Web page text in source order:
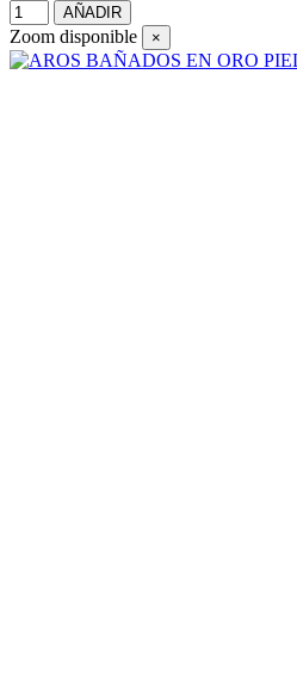
AÑADIR
Zoom disponible ×